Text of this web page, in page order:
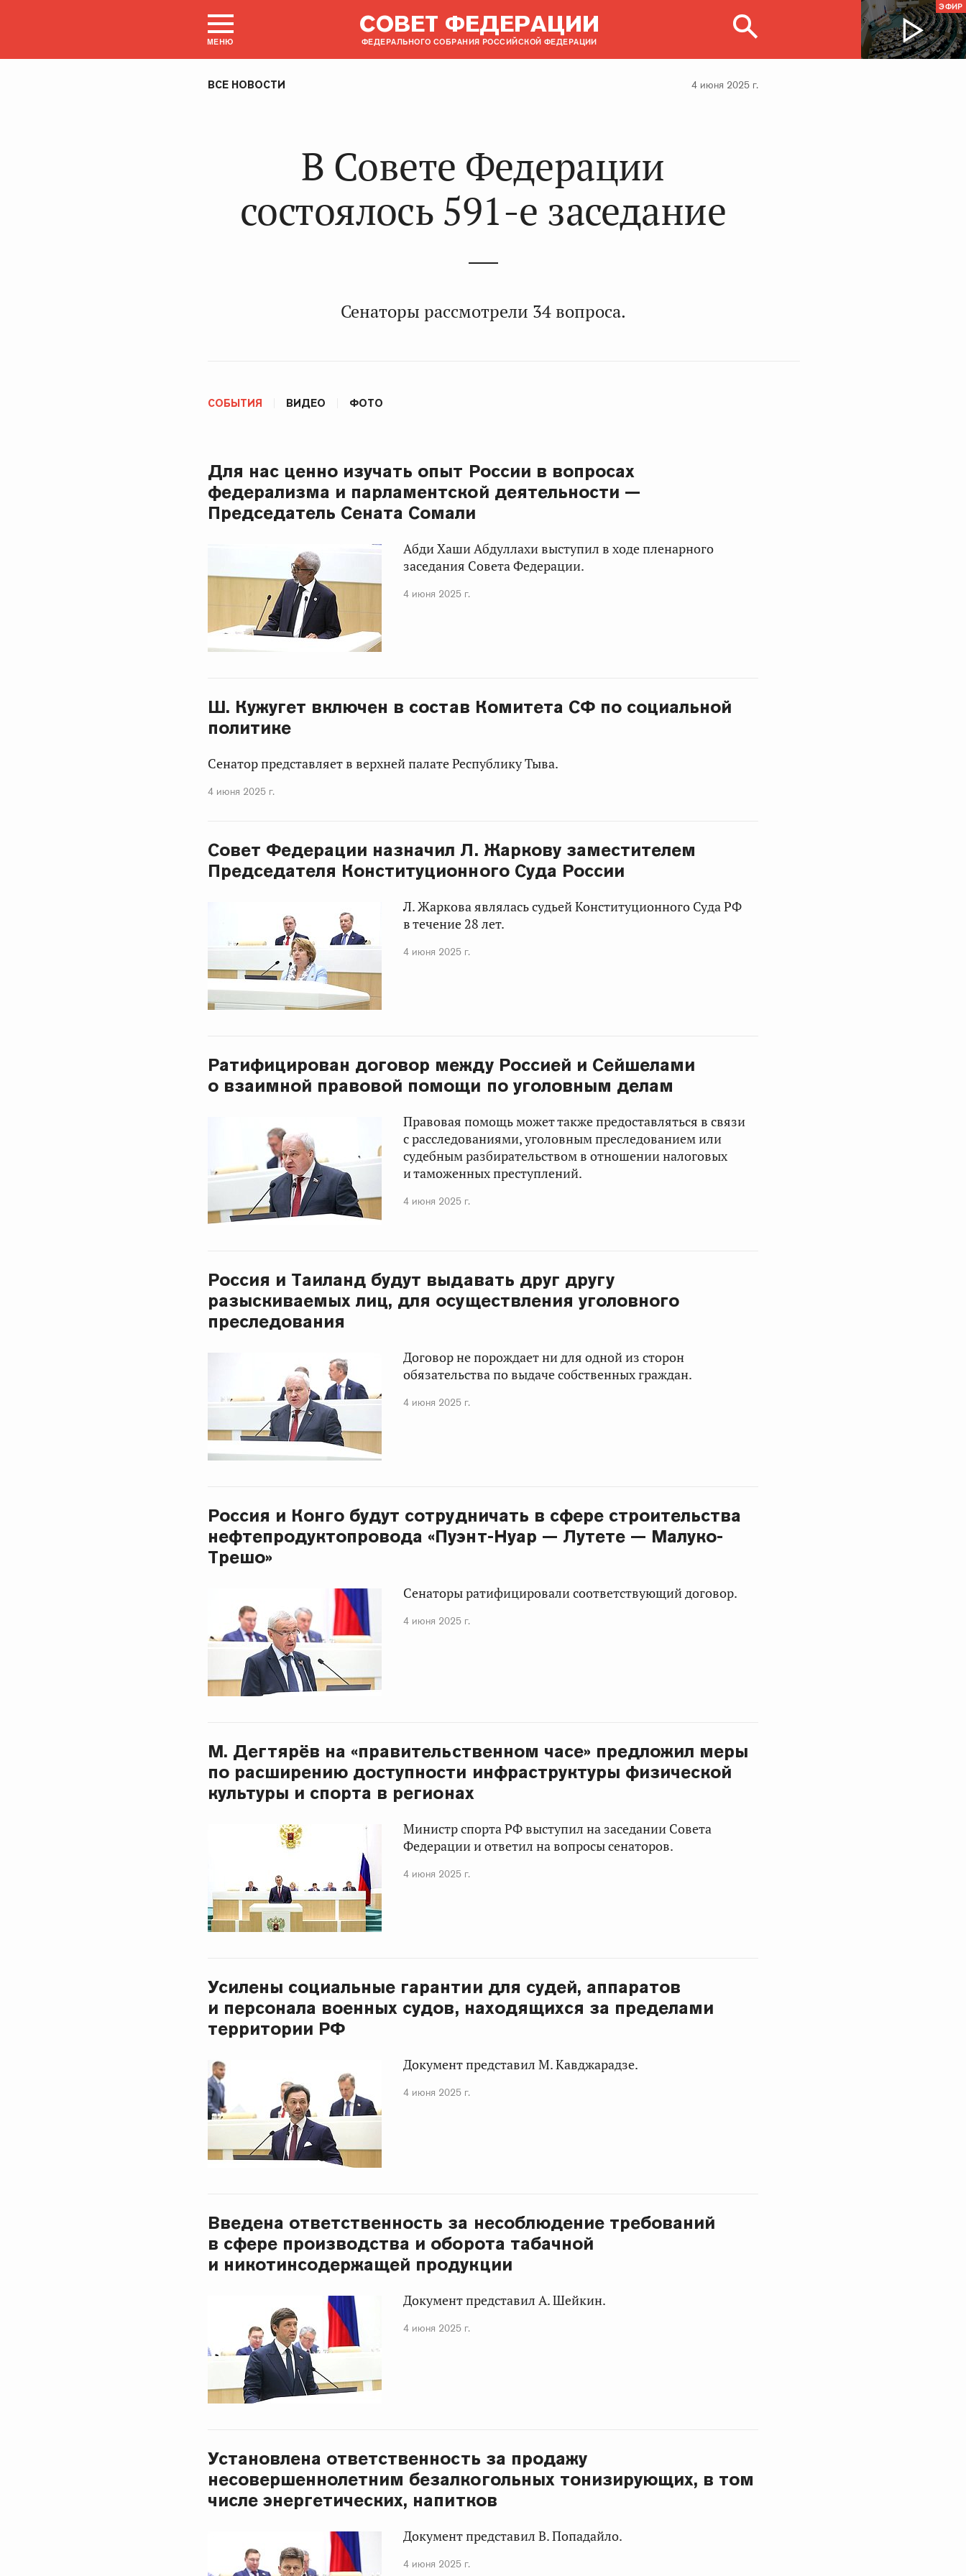
МЕНЮ
СОВЕТ ФЕДЕРАЦИИ
ФЕДЕРАЛЬНОГО СОБРАНИЯ РОССИЙСКОЙ ФЕДЕРАЦИИ
ЭФИР
ВСЕ НОВОСТИ
В Совете Федерации
состоялось 591-е заседание
4 июня 2025 г.
Сенаторы рассмотрели 34 вопроса.
СОБЫТИЯ ВИДЕО ФОТО
Для нас ценно изучать опыт России в вопросах
федерализма и парламентской деятельности —
Председатель Сената Сомали
Абди Хаши Абдуллахи выступил в ходе пленарного
заседания Совета Федерации.
4 июня 2025 г.
Ш. Кужугет включен в состав Комитета СФ по социальной
политике
Сенатор представляет в верхней палате Республику Тыва.
4 июня 2025 г.
Совет Федерации назначил Л. Жаркову заместителем
Председателя Конституционного Суда России
Л. Жаркова являлась судьей Конституционного Суда РФ
в течение 28 лет.
4 июня 2025 г.
Ратифицирован договор между Россией и Сейшелами
о взаимной правовой помощи по уголовным делам
Правовая помощь может также предоставляться в связи
с расследованиями, уголовным преследованием или
судебным разбирательством в отношении налоговых
и таможенных преступлений.
4 июня 2025 г.
Россия и Таиланд будут выдавать друг другу
разыскиваемых лиц, для осуществления уголовного
преследования
Договор не порождает ни для одной из сторон
обязательства по выдаче собственных граждан.
4 июня 2025 г.
Россия и Конго будут сотрудничать в сфере строительства
нефтепродуктопровода «Пуэнт-Нуар — Лутете — Малуко-
Трешо»
Сенаторы ратифицировали соответствующий договор.
4 июня 2025 г.
М. Дегтярёв на «правительственном часе» предложил меры
по расширению доступности инфраструктуры физической
культуры и спорта в регионах
Министр спорта РФ выступил на заседании Совета
Федерации и ответил на вопросы сенаторов.
4 июня 2025 г.
Усилены социальные гарантии для судей, аппаратов
и персонала военных судов, находящихся за пределами
территории РФ
Документ представил М. Кавджарадзе.
4 июня 2025 г.
Введена ответственность за несоблюдение требований
в сфере производства и оборота табачной
и никотинсодержащей продукции
Документ представил А. Шейкин.
4 июня 2025 г.
Установлена ответственность за продажу
несовершеннолетним безалкогольных тонизирующих, в том
числе энергетических, напитков
Документ представил В. Попадайло.
4 июня 2025 г.